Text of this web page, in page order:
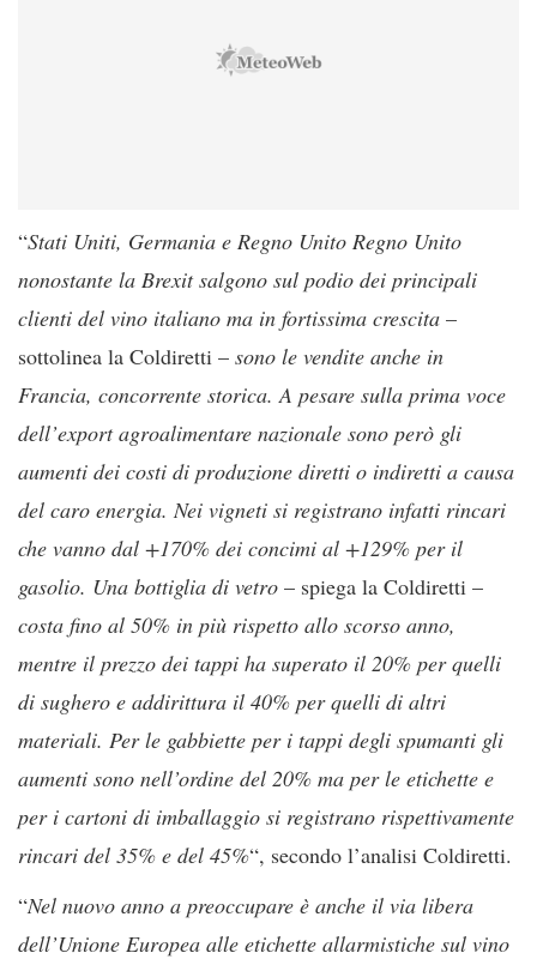
“Stati Uniti, Germania e Regno Unito Regno Unito
nonostante la Brexit salgono sul podio dei principali
clienti del vino italiano ma in fortissima crescita –
sottolinea la Coldiretti – sono le vendite anche in
Francia, concorrente storica. A pesare sulla prima voce
dell’export agroalimentare nazionale sono però gli
aumenti dei costi di produzione diretti o indiretti a causa
del caro energia. Nei vigneti si registrano infatti rincari
che vanno dal +170% dei concimi al +129% per il
gasolio. Una bottiglia di vetro – spiega la Coldiretti –
costa fino al 50% in più rispetto allo scorso anno,
mentre il prezzo dei tappi ha superato il 20% per quelli
di sughero e addirittura il 40% per quelli di altri
materiali. Per le gabbiette per i tappi degli spumanti gli
aumenti sono nell’ordine del 20% ma per le etichette e
per i cartoni di imballaggio si registrano rispettivamente
rincari del 35% e del 45%“, secondo l’analisi Coldiretti.
“Nel nuovo anno a preoccupare è anche il via libera
dell’Unione Europea alle etichette allarmistiche sul vino